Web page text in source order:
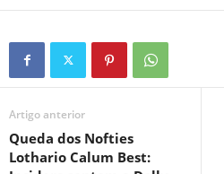
Artigo anterior
Queda dos Nofties
Lothario Calum Best: